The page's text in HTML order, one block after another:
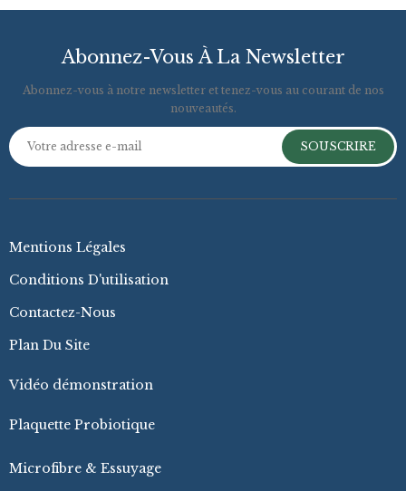
Abonnez-Vous À La Newsletter
Abonnez-vous à notre newsletter et tenez-vous au courant de nos
nouveautés.
SOUSCRIRE
Mentions Légales
Conditions D'utilisation
Contactez-Nous
Plan Du Site
Vidéo démonstration
Plaquette Probiotique
Microfibre & Essuyage